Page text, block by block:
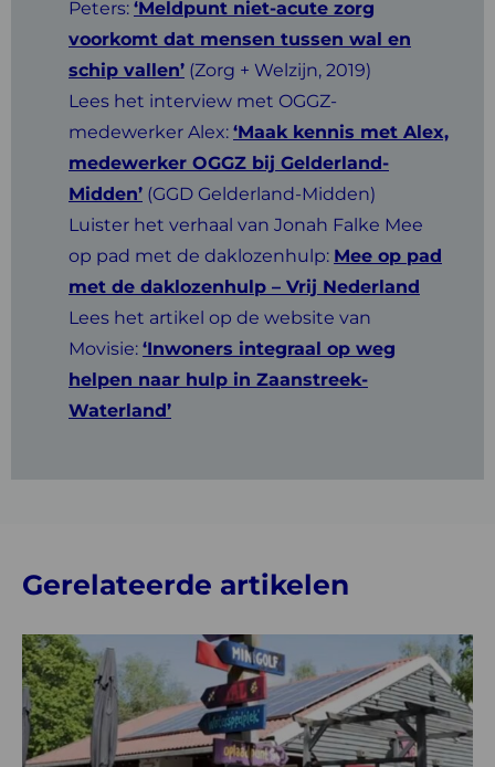
Peters: ‘Meldpunt niet-acute zorg
voorkomt dat mensen tussen wal en
schip vallen’ (Zorg + Welzijn, 2019)
Lees het interview met OGGZ-
medewerker Alex: ‘Maak kennis met Alex,
medewerker OGGZ bij Gelderland-
Midden’ (GGD Gelderland-Midden)
Luister het verhaal van Jonah Falke Mee
op pad met de daklozenhulp: Mee op pad
met de daklozenhulp – Vrij Nederland
Lees het artikel op de website van
Movisie: ‘Inwoners integraal op weg
helpen naar hulp in Zaanstreek-
Waterland’
Gerelateerde artikelen
Lees
meer
over
Een
gezonde